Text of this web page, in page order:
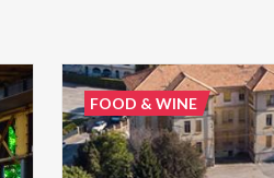
FOOD & WINE